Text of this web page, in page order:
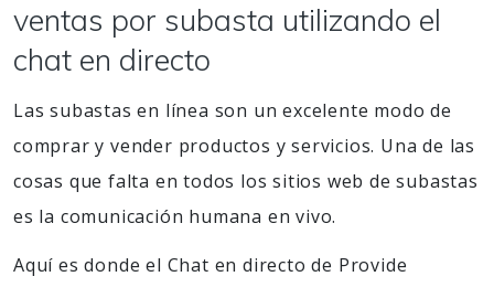
ventas por subasta utilizando el
chat en directo
Las subastas en línea son un excelente modo de
comprar y vender productos y servicios. Una de las
cosas que falta en todos los sitios web de subastas
es la comunicación humana en vivo.
Aquí es donde el Chat en directo de Provide